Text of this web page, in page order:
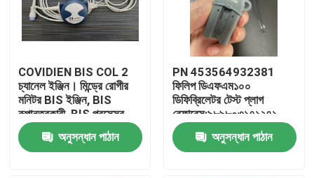
COVIDIEN BIS COL 2
চ্যানেল ইঞ্জিন। মিন্ড্রে রোগীর
মনিটর BIS ইঞ্জিন, BIS
রূপান্তরকারী, BIS প্রসেসর
অনুসন্ধান পাঠান
PN 453564932381
ফিলিপ ডিএফএম১০০
ডিফিব্রিলেটর টেস্ট প্লাগ
রেফারেন্স:৯৮৯৮০৩১৭১২৭১
অনুসন্ধান পাঠান